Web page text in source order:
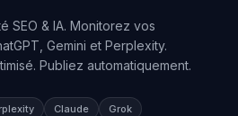
SEO & IA. Monitorez vos
Gemini et Perplexity.
Publiez automatiquement.
Claude Grok